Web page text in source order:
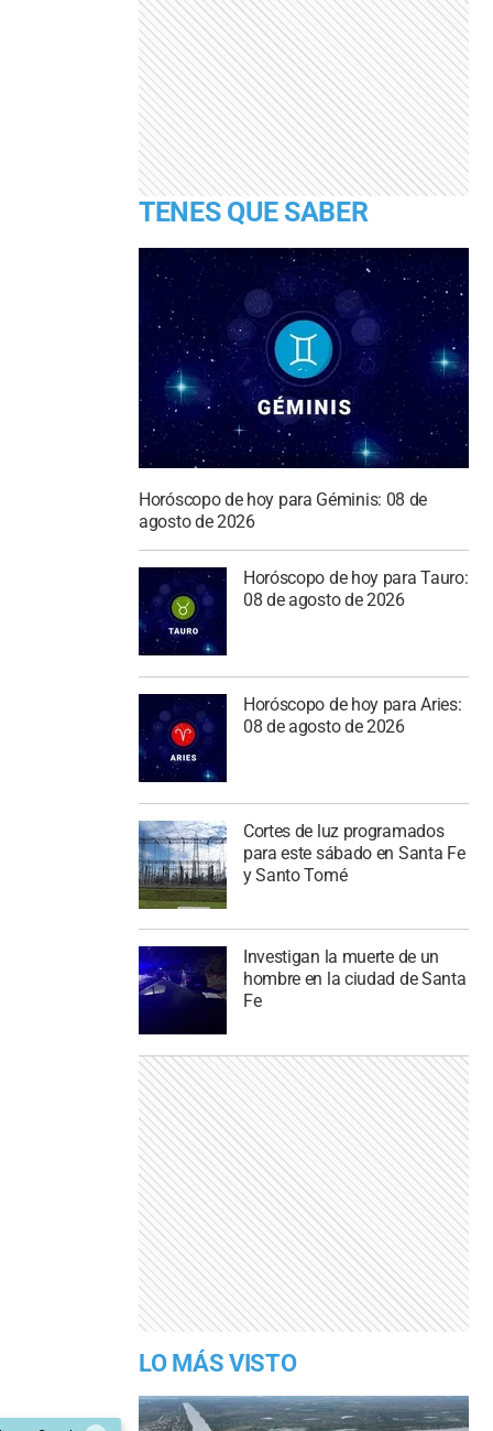
TENES QUE SABER
Horóscopo de hoy para Géminis: 08 de
agosto de 2026
Horóscopo de hoy para Tauro:
08 de agosto de 2026
Horóscopo de hoy para Aries:
08 de agosto de 2026
Cortes de luz programados
para este sábado en Santa Fe
y Santo Tomé
Investigan la muerte de un
hombre en la ciudad de Santa
Fe
LO MÁS VISTO